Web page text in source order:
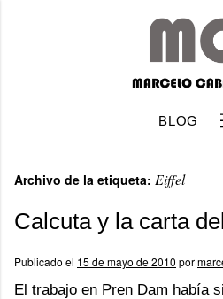
BLOG
Archivo de la etiqueta: Eiffel
Calcuta y la carta
Publicado el 15 de mayo de 2010 por
El trabajo en Pren Dam había